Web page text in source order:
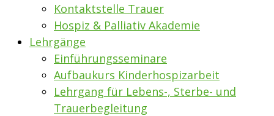
Kontaktstelle Trauer
Hospiz & Palliativ Akademie
Lehrgänge
Einführungsseminare
Aufbaukurs Kinderhospizarbeit
Lehrgang für Lebens-, Sterbe- und
Trauerbegleitung